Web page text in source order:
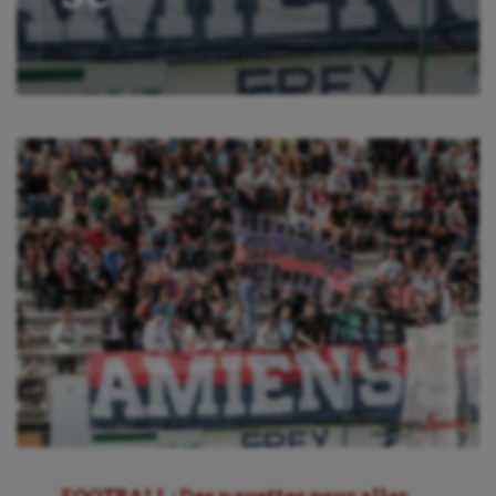
Ballon au poing
Baseball
Billard
Boules lyonnaises
Canoë-kayak
Cerf Volant
Cheerleading
Course à pied
Crossfit
Cyclisme
Danse